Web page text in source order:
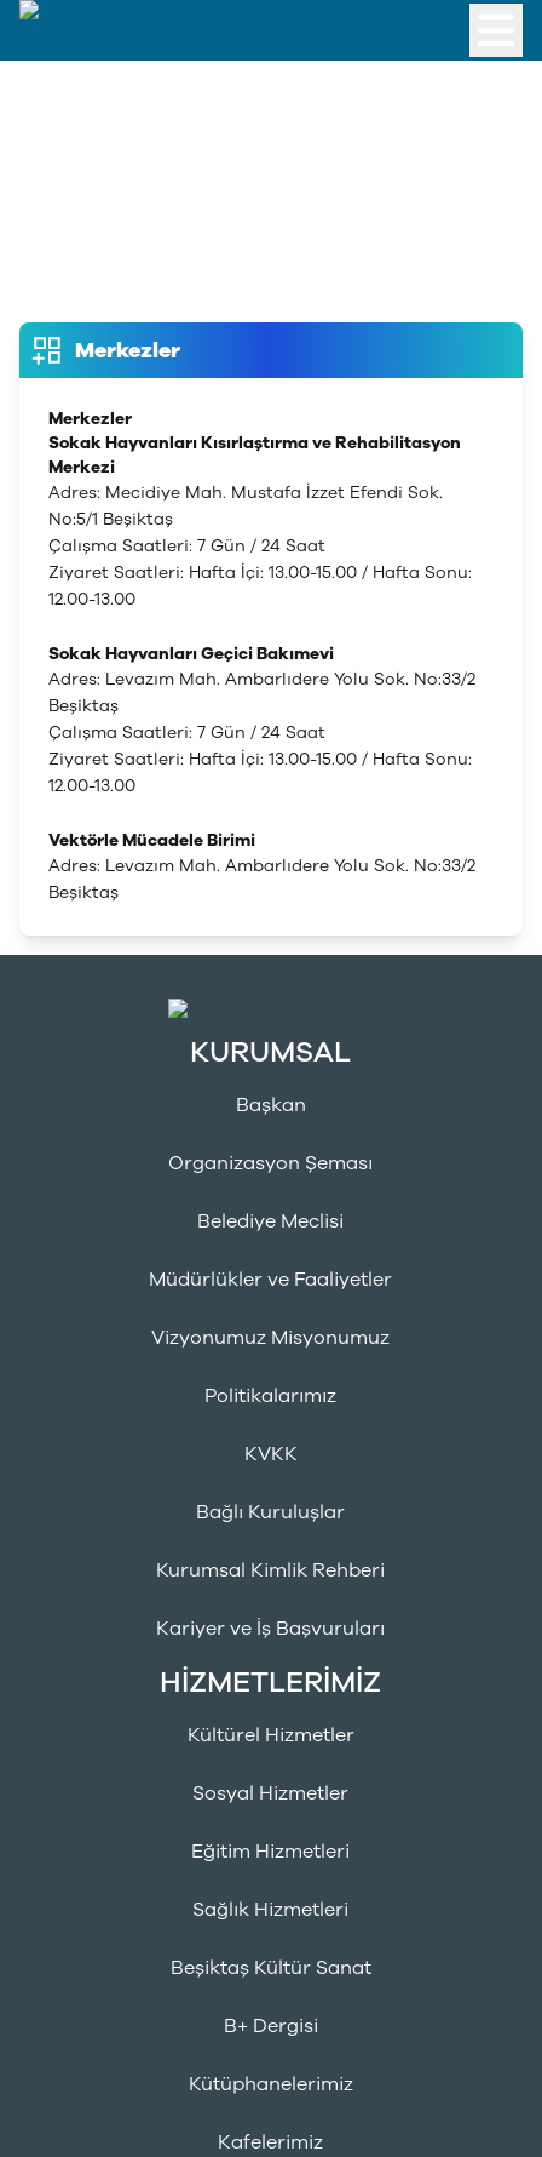
Merkezler
Merkezler
Sokak Hayvanları Kısırlaştırma ve Rehabilitasyon
Merkezi
Adres: Mecidiye Mah. Mustafa İzzet Efendi Sok.
No:5/1 Beşiktaş
Çalışma Saatleri: 7 Gün / 24 Saat
Ziyaret Saatleri: Hafta İçi: 13.00-15.00 / Hafta Sonu:
12.00-13.00
Sokak Hayvanları Geçici Bakımevi
Adres: Levazım Mah. Ambarlıdere Yolu Sok. No:33/2
Beşiktaş
Çalışma Saatleri: 7 Gün / 24 Saat
Ziyaret Saatleri: Hafta İçi: 13.00-15.00 / Hafta Sonu:
12.00-13.00
Vektörle Mücadele Birimi
Adres: Levazım Mah. Ambarlıdere Yolu Sok. No:33/2
Beşiktaş
KURUMSAL
Başkan
Organizasyon Şeması
Belediye Meclisi
Müdürlükler ve Faaliyetler
Vizyonumuz Misyonumuz
Politikalarımız
KVKK
Bağlı Kuruluşlar
Kurumsal Kimlik Rehberi
Kariyer ve İş Başvuruları
HİZMETLERİMİZ
Kültürel Hizmetler
Sosyal Hizmetler
Eğitim Hizmetleri
Sağlık Hizmetleri
Beşiktaş Kültür Sanat
B+ Dergisi
Kütüphanelerimiz
Kafelerimiz